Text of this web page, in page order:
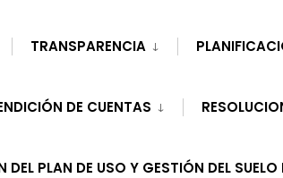
TRANSPARENCIA
DE CUENTAS
PLAN DE USO Y GESTIÓN DEL